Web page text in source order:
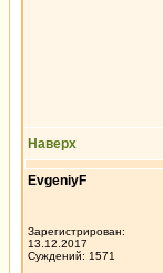
Наверх
EvgeniyF
Зарегистрирован:
13.12.2017
Суждений: 1571